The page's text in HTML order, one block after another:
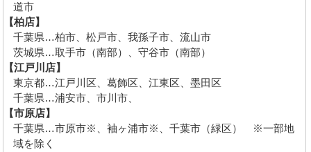
道市
【柏店】
千葉県…柏市、松戸市、我孫子市、流山市
茨城県…取手市（南部）、守谷市（南部）
【江戸川店】
東京都…江戸川区、葛飾区、江東区、墨田区
千葉県…浦安市、市川市、
【市原店】
千葉県…市原市※、袖ヶ浦市※、千葉市（緑区） ※一部地
域を除く